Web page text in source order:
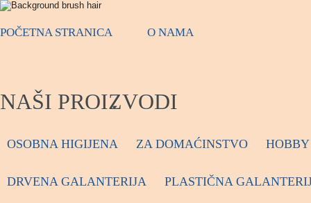
POČETNA STRANICA O NAMA
NAŠI PROIZVODI
OSOBNA HIGIJENA ZA DOMAĆINSTVO
DRVENA GALANTERIJA PLASTIČNA